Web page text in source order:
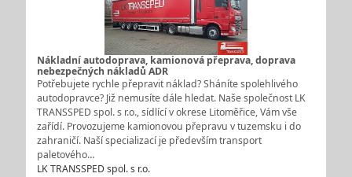
Nákladní autodoprava, kamionová přeprava, doprava
nebezpečných nákladů ADR
Potřebujete rychle přepravit náklad? Sháníte spolehlivého
autodopravce? Již nemusíte dále hledat. Naše společnost LK
TRANSSPED spol. s r.o., sídlící v okrese Litoměřice, Vám vše
zařídí. Provozujeme kamionovou přepravu v tuzemsku i do
zahraničí. Naší specializací je především transport
paletového…
LK TRANSSPED spol. s r.o.